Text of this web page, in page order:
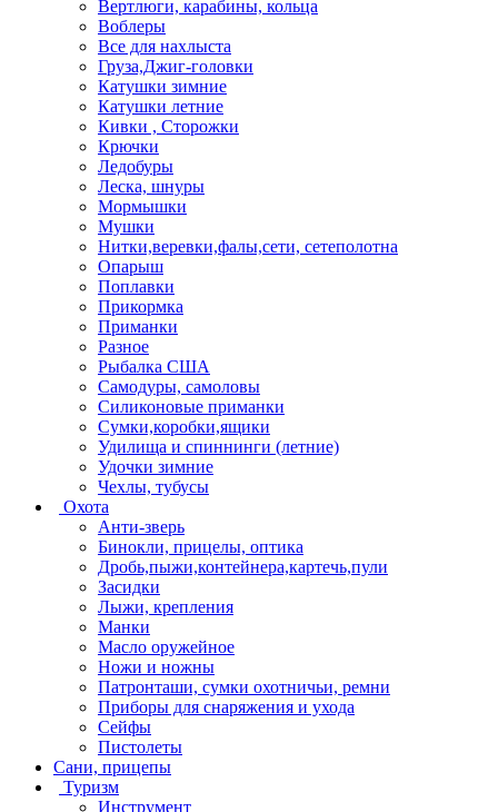
Вертлюги, карабины, кольца
Воблеры
Все для нахлыста
Груза,Джиг-головки
Катушки зимние
Катушки летние
Кивки , Сторожки
Крючки
Ледобуры
Леска, шнуры
Мормышки
Мушки
Нитки,веревки,фалы,сети, сетеполотна
Опарыш
Поплавки
Прикормка
Приманки
Разное
Рыбалка США
Самодуры, самоловы
Силиконовые приманки
Сумки,коробки,ящики
Удилища и спиннинги (летние)
Удочки зимние
Чехлы, тубусы
Охота
Анти-зверь
Бинокли, прицелы, оптика
Дробь,пыжи,контейнера,картечь,пули
Засидки
Лыжи, крепления
Манки
Масло оружейное
Ножи и ножны
Патронташи, сумки охотничьи, ремни
Приборы для снаряжения и ухода
Сейфы
Пистолеты
Сани, прицепы
Туризм
Инструмент